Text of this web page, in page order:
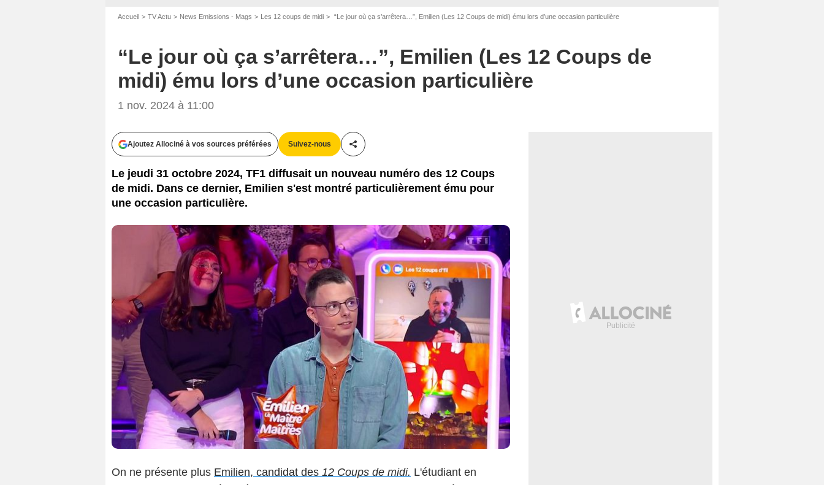
Accueil TV Actu News Emissions - Mags Les 12 coups de midi “Le jour où ça s’arrêtera…”, Emilien (Les 12 Coups de midi) ému lors d’une occasion particulière
“Le jour où ça s’arrêtera…”, Emilien (Les 12 Coups de
midi) ému lors d’une occasion particulière
1 nov. 2024 à 11:00
Ajoutez Allociné à vos sources préférées Suivez-nous
Partager cet article
Le jeudi 31 octobre 2024, TF1 diffusait un nouveau numéro des 12 Coups
de midi. Dans ce dernier, Emilien s'est montré particulièrement ému pour
une occasion particulière.
On ne présente plus Emilien, candidat des 12 Coups de midi. L'étudiant en